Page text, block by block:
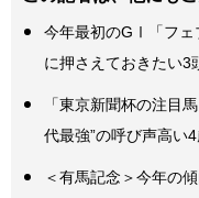
今年最初のGⅠ「フェ
に押さえておきたい3
「東京新聞杯の注目
代最強”の呼び声高い
＜有馬記念＞今年の